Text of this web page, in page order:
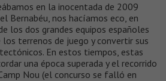
en la inocentada de 2009
Bernabéu, nos hacíamos eco, en
los dos grandes equipos españoles
terrenos de juego y convertir sus
En estos tiempos, estas
una época superada y el recorrido
Nou (el concurso se falló en